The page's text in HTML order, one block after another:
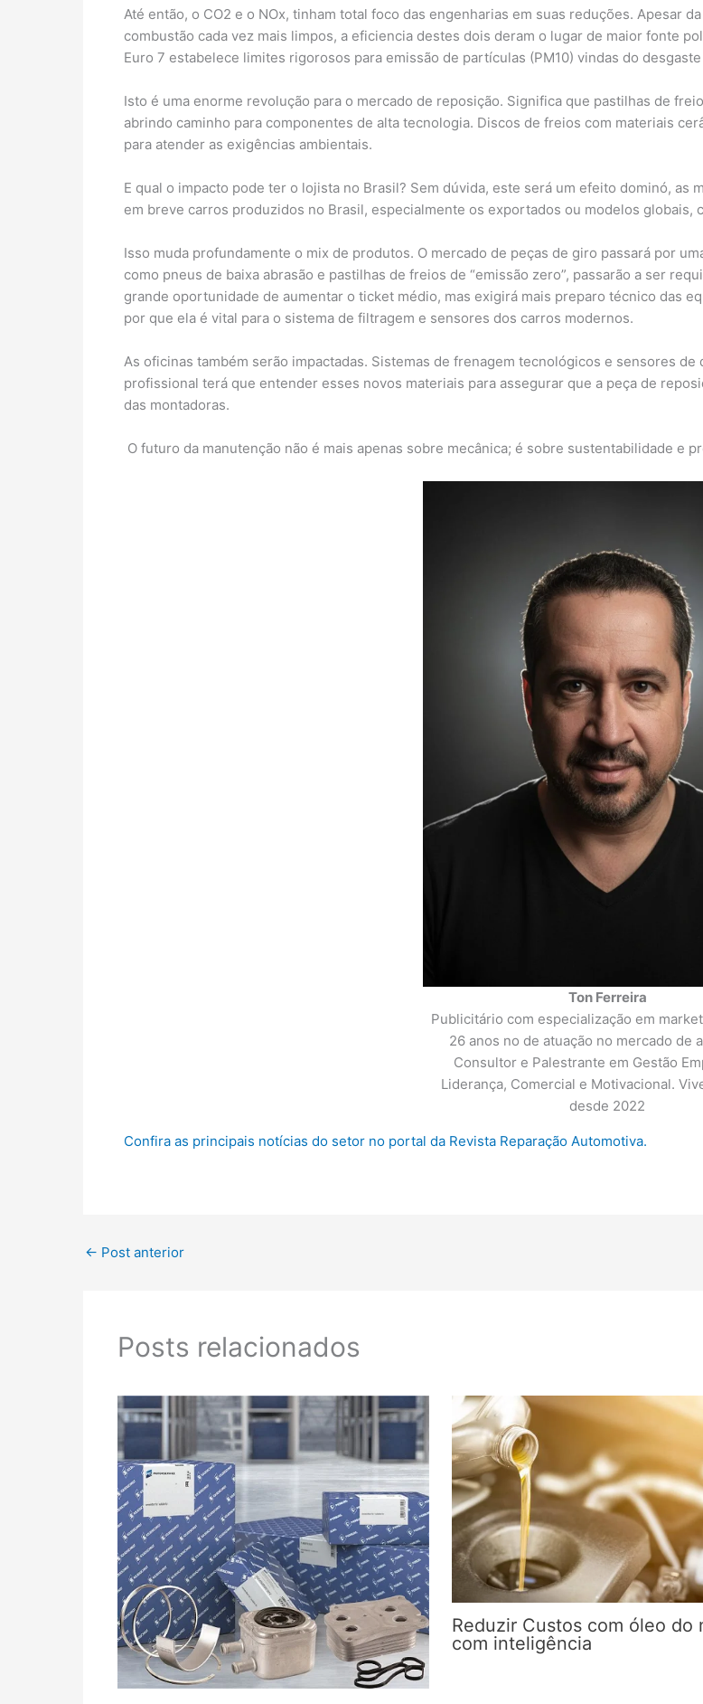
Até então, o CO2 e o NOx, tinham total foco das engenharias em suas reduções. Apesar
combustão cada vez mais limpos, a eficiencia destes dois deram o lugar de maior fonte
Euro 7 estabelece limites rigorosos para emissão de partículas (PM10) vindas do
Isto é uma enorme revolução para o mercado de reposição. Significa que pastilhas de
abrindo caminho para componentes de alta tecnologia. Discos de freios com materiais
para atender as exigências ambientais.
E qual o impacto pode ter o lojista no Brasil? Sem dúvida, este será um efeito dominó, as
em breve carros produzidos no Brasil, especialmente os exportados ou modelos globais,
Isso muda profundamente o mix de produtos. O mercado de peças de giro passará por
como pneus de baixa abrasão e pastilhas de freios de “emissão zero”, passarão a ser
grande oportunidade de aumentar o ticket médio, mas exigirá mais preparo técnico das
por que ela é vital para o sistema de filtragem e sensores dos carros modernos.
As oficinas também serão impactadas. Sistemas de frenagem tecnológicos e sensores
profissional terá que entender esses novos materiais para assegurar que a peça de
das montadoras.
O futuro da manutenção não é mais apenas sobre mecânica; é sobre sustentabilidade e
Ton Ferreira
Publicitário com especialização em
26 anos no de atuação no mercado de
Consultor e Palestrante em Gestão
Liderança, Comercial e Motivacional.
desde 2022
Confira as principais notícias do setor no portal da Revista Reparação Automotiva.
← Post anterior
Posts relacionados
Reduzir Custos com óleo do
com inteligência